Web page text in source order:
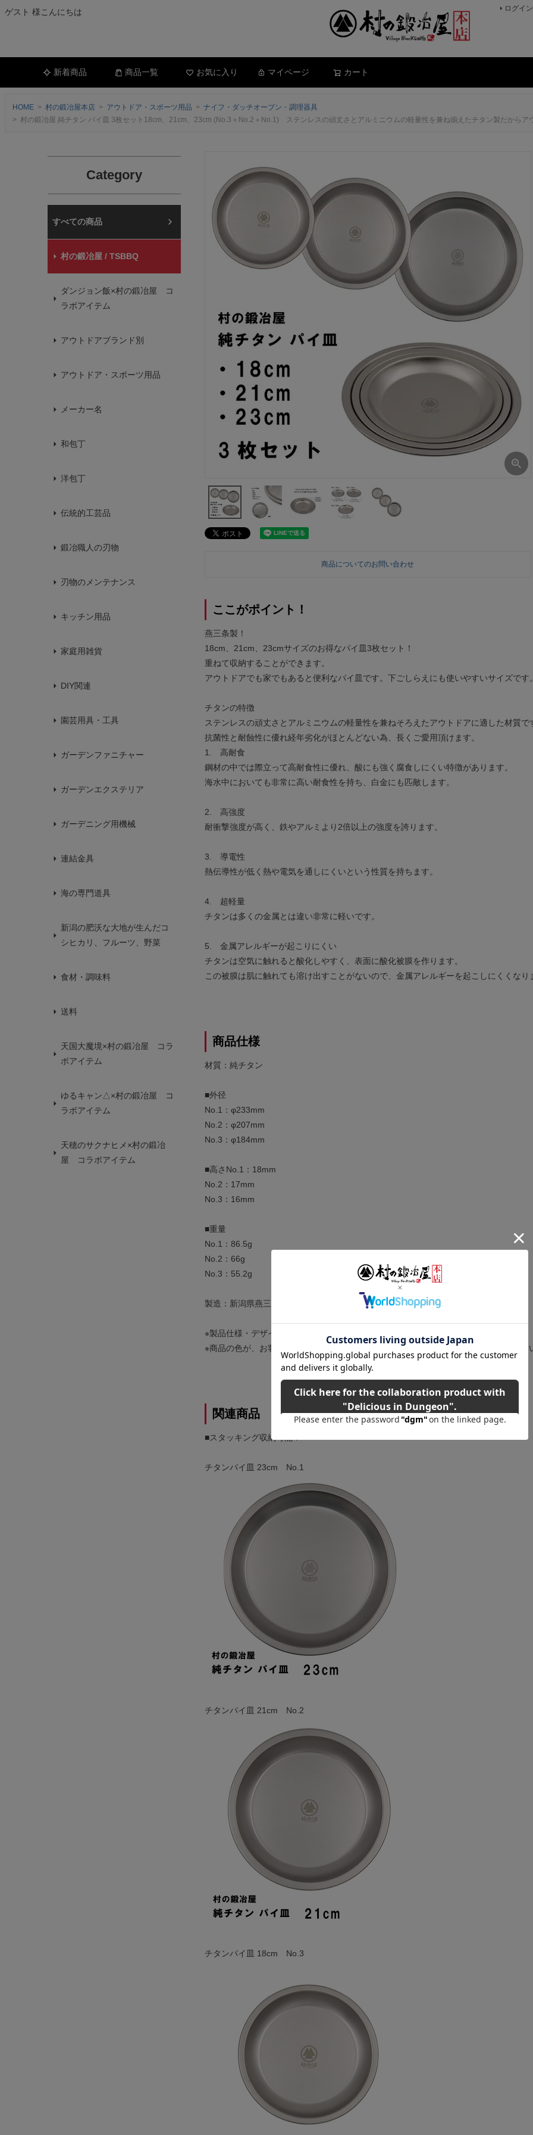
ゲスト 様こんにちは ログイン
新着商品 商品一覧 お気に入り マイページ カート
HOME 村の鍛冶屋本店 アウトドア・スポーツ用品
ナイフ・ダッチオーブン・調理器具
村の鍛冶屋 純チタン パイ皿 3枚セット18cm、21cm、23cm (No.3＋No.2＋No.1) ステンレスの頑丈さとアルミニウムの軽量性を兼ね揃えたチタン製だから
Category
村の鍛冶屋本店
村の鍛冶屋 / TSBBQ
ダンジョン飯×村の鍛冶屋 コ
ラボアイテム
アウトドアブランド別
アウトドア・スポーツ用品
メーカー名
和包丁
洋包丁
伝統的工芸品
鍛冶職人の刃物
刃物のメンテナンス
キッチン用品
家庭用雑貨
DIY関連
園芸用具・工具
ガーデンファニチャー
ガーデンエクステリア
ガーデニング用機械
連結金具
海の専門道具
新潟の肥沃な大地が生んだコ
シヒカリ、フルーツ、野菜
食材・調味料
送料
天国大魔境×村の鍛冶屋 コラ
ボアイテム
ゆるキャン△×村の鍛冶屋 コ
ラボアイテム
天穂のサクナヒメ×村の鍛冶
屋 コラボアイテム
商品についてのお問い合わせ
ここがポイント！
燕三条製！
18cm、21cm、23cmサイズのお得なパイ皿3枚セット！
重ねて収納することができます。
アウトドアでも家でもあると便利なパイ皿です。下ごしらえにも使いやすいサイズです
チタンの特徴
ステンレスの頑丈さとアルミニウムの軽量性を兼ねそろえたアウトドアに適した材質で
抗菌性と耐蝕性に優れ経年劣化がほとんどない為、長くご愛用頂けます。
1. 高耐食
鋼材の中では際立って高耐食性に優れ、酸にも強く腐食しにくい特徴があります。
海水中においても非常に高い耐食性を持ち、白金にも匹敵します。
2. 高強度
耐衝撃強度が高く、鉄やアルミより2倍以上の強度を誇ります。
3. 導電性
熱伝導性が低く熱や電気を通しにくいという性質を持ちます。
4. 超軽量
チタンは多くの金属とは違い非常に軽いです。
5. 金属アレルギーが起こりにくい
チタンは空気に触れると酸化しやすく、表面に酸化被膜を作ります。
この被膜は肌に触れても溶け出すことがないので、金属アレルギーを起こしにくくなり
商品仕様
材質：純チタン
■外径
No.1：φ233mm
No.2：φ207mm
No.3：φ184mm
■高さNo.1：18mm
No.2：17mm
No.3：16mm
■重量
No.1：86.5g
No.2：66g
No.3：55.2g
製造：新潟県燕三条地域
※製品仕様・デザイン等は、予告なしに変更することがありますので御了承ください。
※商品の色が、お客様のPC環境等により違って見える場合がございますが御了承くださ
関連商品
■スタッキング収納可能！
チタンパイ皿 23cm No.1
チタンパイ皿 21cm No.2
チタンパイ皿 18cm No.3